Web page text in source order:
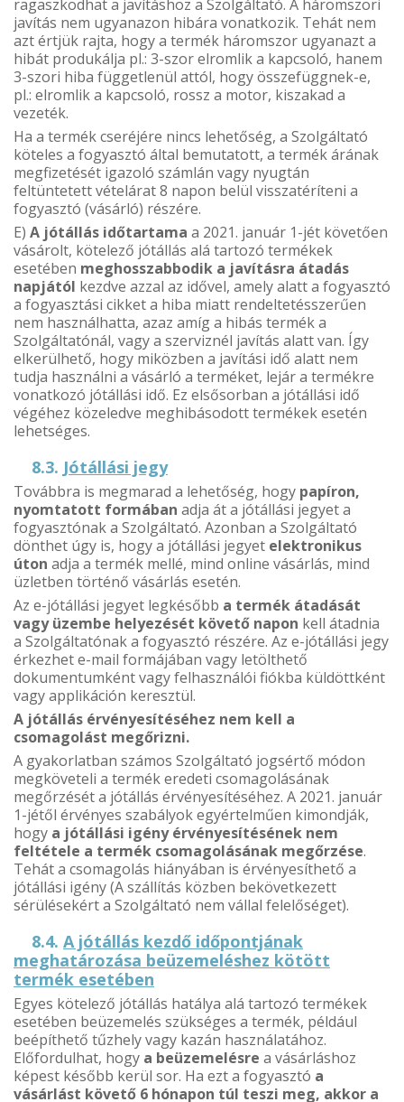
ragaszkodhat a javításhoz a Szolgáltató. A háromszori
javítás nem ugyanazon hibára vonatkozik. Tehát nem
azt értjük rajta, hogy a termék háromszor ugyanazt a
hibát produkálja pl.: 3-szor elromlik a kapcsoló, hanem
3-szori hiba függetlenül attól, hogy összefüggnek-e,
pl.: elromlik a kapcsoló, rossz a motor, kiszakad a
vezeték.
Ha a termék cseréjére nincs lehetőség, a Szolgáltató
köteles a fogyasztó által bemutatott, a termék árának
megfizetését igazoló számlán vagy nyugtán
feltüntetett vételárat 8 napon belül visszatéríteni a
fogyasztó (vásárló) részére.
E) A jótállás időtartama a 2021. január 1-jét követően
vásárolt, kötelező jótállás alá tartozó termékek
esetében meghosszabbodik a javításra átadás
napjától kezdve azzal az idővel, amely alatt a fogyasztó
a fogyasztási cikket a hiba miatt rendeltetésszerűen
nem használhatta, azaz amíg a hibás termék a
Szolgáltatónál, vagy a szerviznél javítás alatt van. Így
elkerülhető, hogy miközben a javítási idő alatt nem
tudja használni a vásárló a terméket, lejár a termékre
vonatkozó jótállási idő. Ez elsősorban a jótállási idő
végéhez közeledve meghibásodott termékek esetén
lehetséges.
8.3. Jótállási jegy
Továbbra is megmarad a lehetőség, hogy papíron,
nyomtatott formában adja át a jótállási jegyet a
fogyasztónak a Szolgáltató. Azonban a Szolgáltató
dönthet úgy is, hogy a jótállási jegyet elektronikus
úton adja a termék mellé, mind online vásárlás, mind
üzletben történő vásárlás esetén.
Az e-jótállási jegyet legkésőbb a termék átadását
vagy üzembe helyezését követő napon kell átadnia
a Szolgáltatónak a fogyasztó részére. Az e-jótállási jegy
érkezhet e-mail formájában vagy letölthető
dokumentumként vagy felhasználói fiókba küldöttként
vagy applikáción keresztül.
A jótállás érvényesítéséhez nem kell a
csomagolást megőrizni.
A gyakorlatban számos Szolgáltató jogsértő módon
megköveteli a termék eredeti csomagolásának
megőrzését a jótállás érvényesítéséhez. A 2021. január
1-jétől érvényes szabályok egyértelműen kimondják,
hogy a jótállási igény érvényesítésének nem
feltétele a termék csomagolásának megőrzése.
Tehát a csomagolás hiányában is érvényesíthető a
jótállási igény (A szállítás közben bekövetkezett
sérülésekért a Szolgáltató nem vállal felelőséget).
8.4. A jótállás kezdő időpontjának
meghatározása beüzemeléshez kötött
termék esetében
Egyes kötelező jótállás hatálya alá tartozó termékek
esetében beüzemelés szükséges a termék, például
beépíthető tűzhely vagy kazán használatához.
Előfordulhat, hogy a beüzemelésre a vásárláshoz
képest később kerül sor. Ha ezt a fogyasztó a
vásárlást követő 6 hónapon túl teszi meg, akkor a